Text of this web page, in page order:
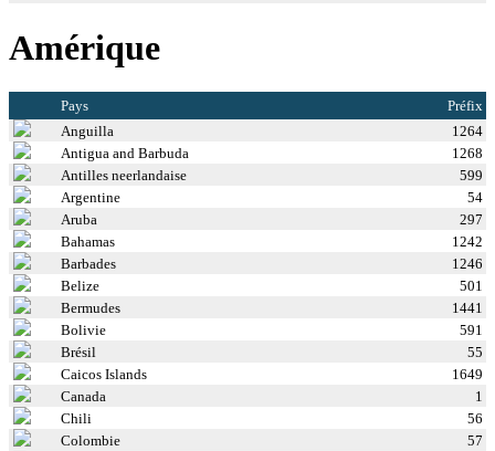
Amérique
Pays
Préfix
Anguilla
1264
Antigua and Barbuda
1268
Antilles neerlandaise
599
Argentine
54
Aruba
297
Bahamas
1242
Barbades
1246
Belize
501
Bermudes
1441
Bolivie
591
Brésil
55
Caicos Islands
1649
Canada
1
Chili
56
Colombie
57